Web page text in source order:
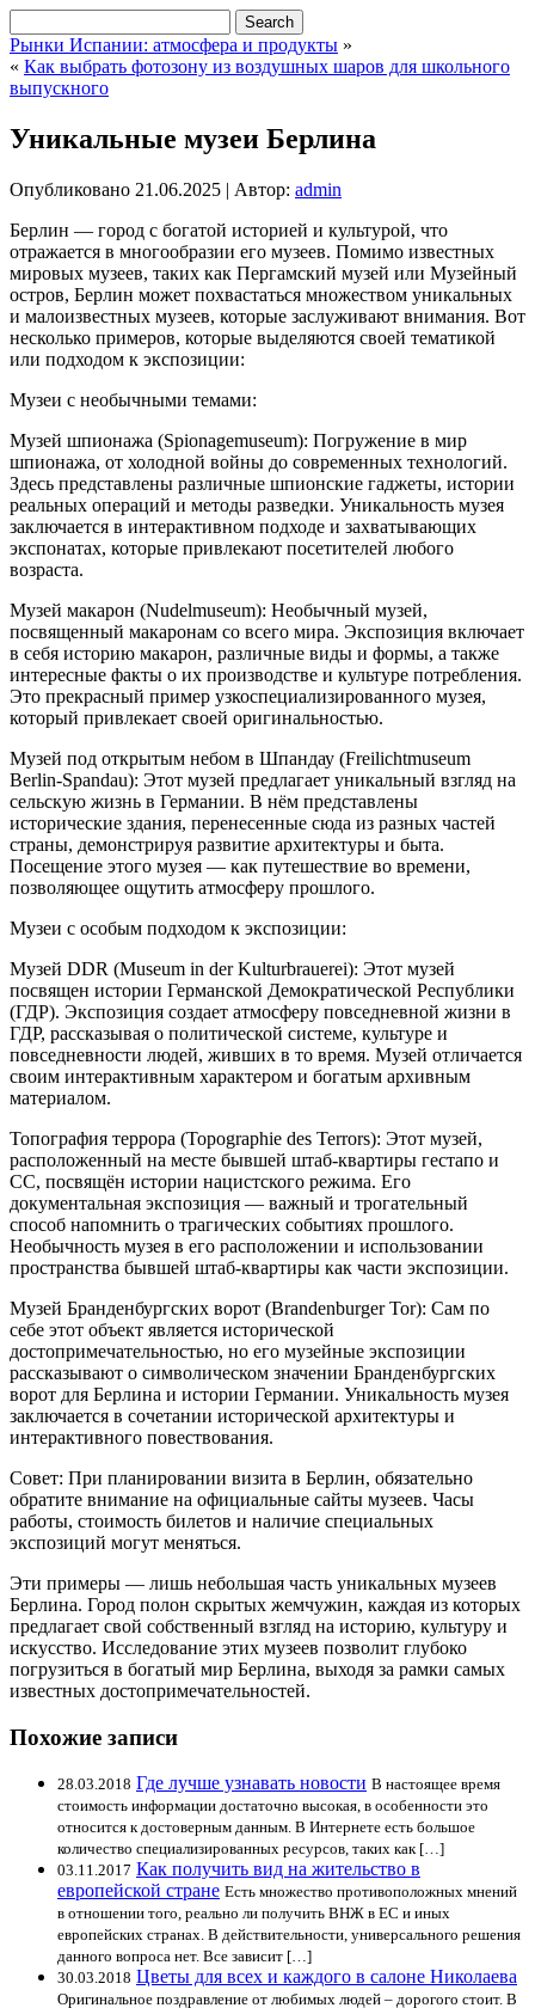
Рынки Испании: атмосфера и продукты »
« Как выбрать фотозону из воздушных шаров для школьного
выпускного
Уникальные музеи Берлина
Опубликовано 21.06.2025 | Автор: admin
Берлин — город с богатой историей и культурой, что
отражается в многообразии его музеев. Помимо известных
мировых музеев, таких как Пергамский музей или Музейный
остров, Берлин может похвастаться множеством уникальных
и малоизвестных музеев, которые заслуживают внимания. Вот
несколько примеров, которые выделяются своей тематикой
или подходом к экспозиции:
Музеи с необычными темами:
Музей шпионажа (Spionagemuseum): Погружение в мир
шпионажа, от холодной войны до современных технологий.
Здесь представлены различные шпионские гаджеты, истории
реальных операций и методы разведки. Уникальность музея
заключается в интерактивном подходе и захватывающих
экспонатах, которые привлекают посетителей любого
возраста.
Музей макарон (Nudelmuseum): Необычный музей,
посвященный макаронам со всего мира. Экспозиция включает
в себя историю макарон, различные виды и формы, а также
интересные факты о их производстве и культуре потребления.
Это прекрасный пример узкоспециализированного музея,
который привлекает своей оригинальностью.
Музей под открытым небом в Шпандау (Freilichtmuseum
Berlin-Spandau): Этот музей предлагает уникальный взгляд на
сельскую жизнь в Германии. В нём представлены
исторические здания, перенесенные сюда из разных частей
страны, демонстрируя развитие архитектуры и быта.
Посещение этого музея — как путешествие во времени,
позволяющее ощутить атмосферу прошлого.
Музеи с особым подходом к экспозиции:
Музей DDR (Museum in der Kulturbrauerei): Этот музей
посвящен истории Германской Демократической Республики
(ГДР). Экспозиция создает атмосферу повседневной жизни в
ГДР, рассказывая о политической системе, культуре и
повседневности людей, живших в то время. Музей отличается
своим интерактивным характером и богатым архивным
материалом.
Топография террора (Topographie des Terrors): Этот музей,
расположенный на месте бывшей штаб-квартиры гестапо и
СС, посвящён истории нацистского режима. Его
документальная экспозиция — важный и трогательный
способ напомнить о трагических событиях прошлого.
Необычность музея в его расположении и использовании
пространства бывшей штаб-квартиры как части экспозиции.
Музей Бранденбургских ворот (Brandenburger Tor): Сам по
себе этот объект является исторической
достопримечательностью, но его музейные экспозиции
рассказывают о символическом значении Бранденбургских
ворот для Берлина и истории Германии. Уникальность музея
заключается в сочетании исторической архитектуры и
интерактивного повествования.
Совет: При планировании визита в Берлин, обязательно
обратите внимание на официальные сайты музеев. Часы
работы, стоимость билетов и наличие специальных
экспозиций могут меняться.
Эти примеры — лишь небольшая часть уникальных музеев
Берлина. Город полон скрытых жемчужин, каждая из которых
предлагает свой собственный взгляд на историю, культуру и
искусство. Исследование этих музеев позволит глубоко
погрузиться в богатый мир Берлина, выходя за рамки самых
известных достопримечательностей.
Похожие записи
28.03.2018 Где лучше узнавать новости В настоящее время
стоимость информации достаточно высокая, в особенности это
относится к достоверным данным. В Интернете есть большое
количество специализированных ресурсов, таких как […]
03.11.2017 Как получить вид на жительство в
европейской стране Есть множество противоположных мнений
в отношении того, реально ли получить ВНЖ в ЕС и иных
европейских странах. В действительности, универсального решения
данного вопроса нет. Все зависит […]
30.03.2018 Цветы для всех и каждого в салоне Николаева
Оригинальное поздравление от любимых людей – дорогого стоит. В